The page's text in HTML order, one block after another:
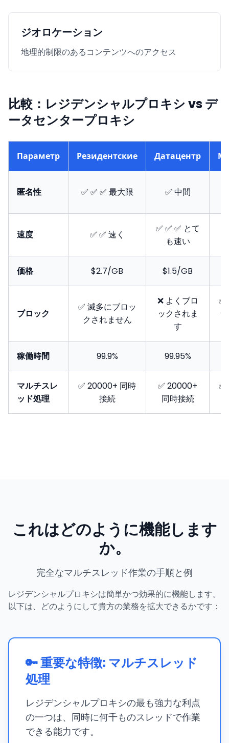
ジオロケーション
地理的制限のあるコンテンツへのアクセス
比較：レジデンシャルプロキシ vs デ
ータセンタープロキシ
Параметр Резидентские Датацентр
匿名性 ✅ ✅ ✅ 最大限 ✅ 中間
速度 ✅ ✅ 速く
✅ ✅ ✅ とて
も速い
価格 $2.7/GB $1.5/GB
ブロック
✅ 滅多にブロッ
クされません
❌ よくブロ
ックされま
す
✅
稼働時間 99.9% 99.95%
マルチスレ
ッド処理
✅ 20000+ 同時
接続
✅ 20000+
同時接続
これはどのように機能します
か。
完全なマルチスレッド作業の手順と例
レジデンシャルプロキシは簡単かつ効果的に機能します。
以下は、どのようにして貴方の業務を拡大できるかです：
🔑 重要な特徴: マルチスレッド
処理
レジデンシャルプロキシの最も強力な利点
の一つは、同時に何千ものスレッドで作業
できる能力です。